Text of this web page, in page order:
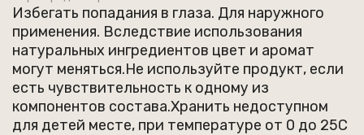
Избегать попадания в глаза. Для наружного
применения. Вследствие использования
натуральных ингредиентов цвет и аромат
могут меняться.Не используйте продукт, если
есть чувствительность к одному из
компонентов состава.Хранить недоступном
для детей месте, при температуре от 0 до 25С